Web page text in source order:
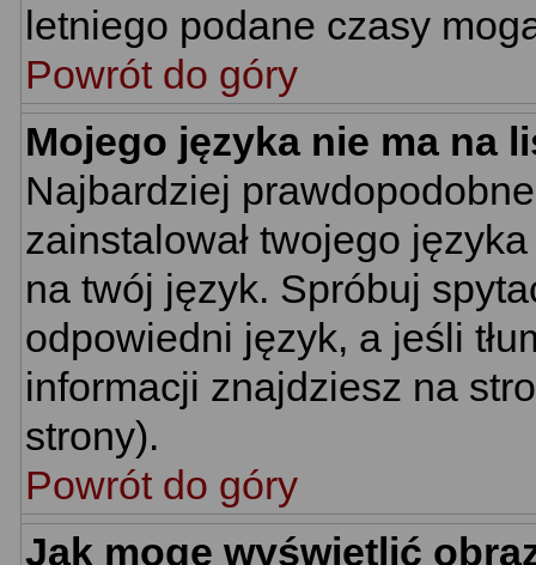
letniego podane czasy
Powrót do góry
Mojego języka nie ma na
Najbardziej
zainstalował twojego
na twój język. Spróbuj
odpowiedni język, a jeśli
informacji znajdziesz na
strony).
Powrót do góry
Jak mogę wyświetlić